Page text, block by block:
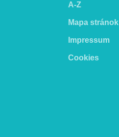
A-Z
Mapa stránok
Impressum
Cookies